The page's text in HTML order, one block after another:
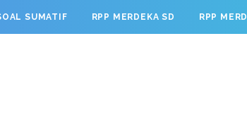
{ googletag.defineSlot('/
googletag.enableServices();
SUMATIF RPP MERDEKA SD RPP